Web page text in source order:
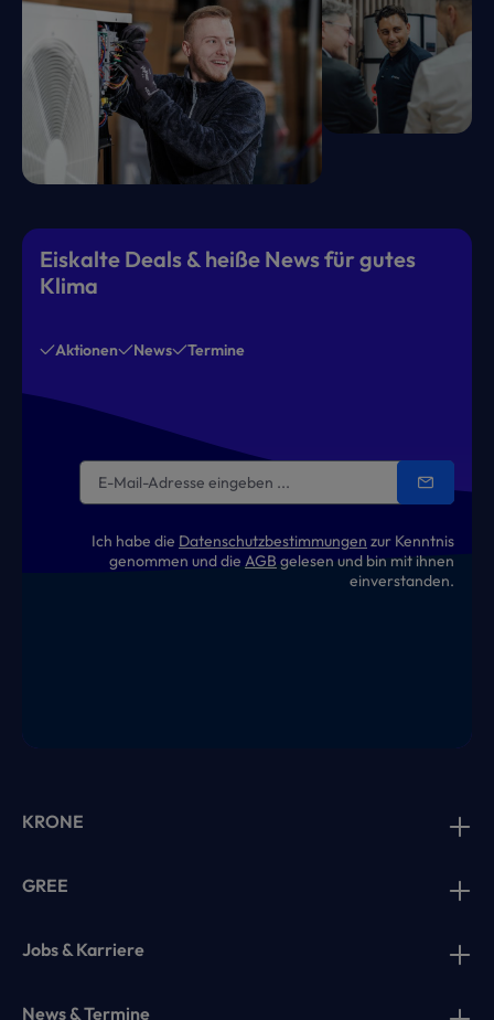
Eiskalte Deals & heiße News für gutes
Klima
Aktionen News Termine
Ich habe die Datenschutzbestimmungen zur Kenntnis
genommen und die AGB gelesen und bin mit ihnen
einverstanden.
KRONE
GREE
Jobs & Karriere
News & Termine